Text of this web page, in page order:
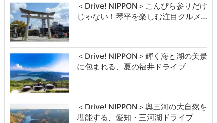
＜Drive! NIPPON＞こんぴら参りだけ
じゃない！琴平を楽しむ注目グルメ…
＜Drive! NIPPON＞輝く海と湖の美景
に包まれる、夏の福井ドライブ
＜Drive! NIPPON＞奥三河の大自然を
堪能する、愛知・三河湖ドライブ